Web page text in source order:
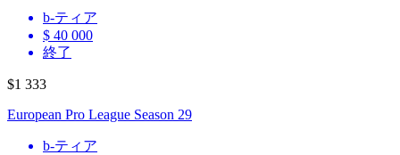
b-ティア
$ 40 000
終了
$1 333
European Pro League Season 29
b-ティア